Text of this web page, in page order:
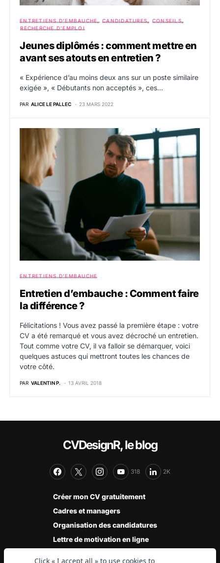
ENTRETIENS D'EMBAUCHE CANDIDATURES
CONSEILS
RECHERCHE D'EMPLOI
Jeunes diplômés : comment mettre en
avant ses atouts en entretien ?
« Expérience d’au moins deux ans sur un poste similaire
exigée », « Débutants non acceptés », ces…
PAR ALICE LE PALLEC 23 MARS 2022
ENTRETIENS D'EMBAUCHE
Entretien d’embauche : Comment faire
la différence ?
Félicitations ! Vous avez passé la première étape : votre
CV a été remarqué et vous avez décroché un entretien.
Tout comme votre CV, il va falloir se démarquer, voici
quelques astuces qui mettront toutes les chances de
votre côté.
PAR VALENTIN P. 13 AVRIL 2018
CVDesignR, le blog
318 2K
Créer mon CV gratuitement
Cadres et managers
Organisation des candidatures
Lettre de motivation en ligne